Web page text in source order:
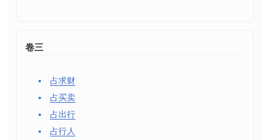
卷三
占求财
占买卖
占出行
占行人